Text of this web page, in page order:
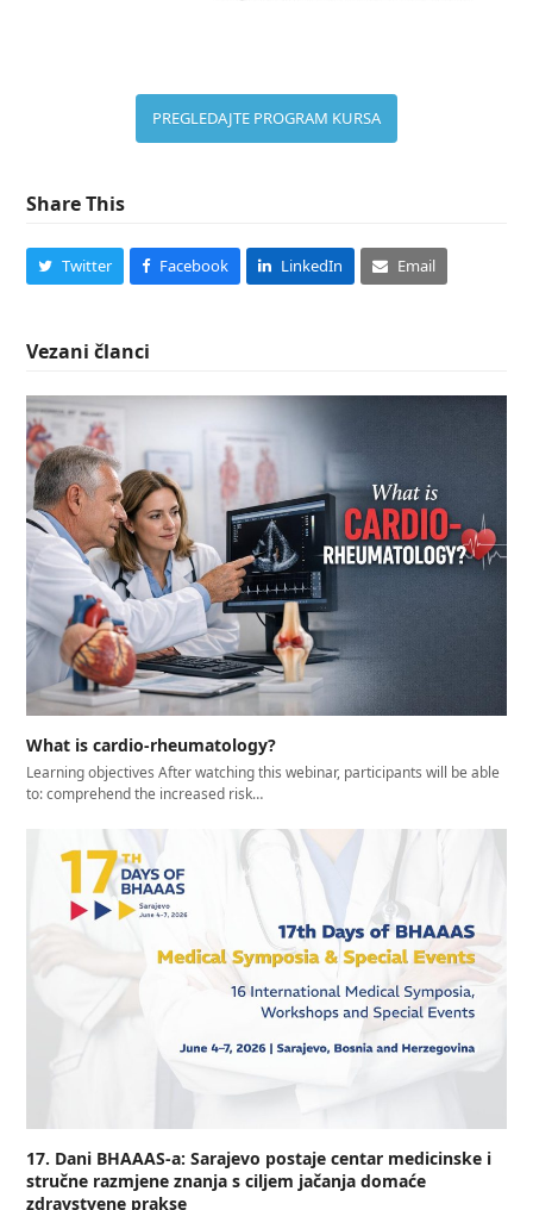
PREGLEDAJTE PROGRAM KURSA
Share This
Twitter Facebook LinkedIn Email
Vezani članci
What is cardio-rheumatology?
Learning objectives After watching this webinar, participants will be able
to: comprehend the increased risk…
17. Dani BHAAAS-a: Sarajevo postaje centar medicinske i
stručne razmjene znanja s ciljem jačanja domaće
zdravstvene prakse